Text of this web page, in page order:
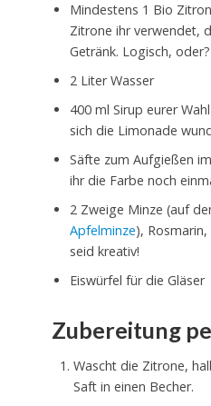
Mindestens 1 Bio
Zitrone ihr verwendet,
Getränk. Logisch, oder?
2 Liter Wasser
400 ml Sirup eurer
sich die Limonade
Säfte zum Aufgießen
ihr die Farbe noch
2 Zweige Minze (auf
Apfelminze),
seid kreativ!
Eiswürfel für die Gläser
Zubereitung
Wascht die Zitrone,
Saft in einen Becher.